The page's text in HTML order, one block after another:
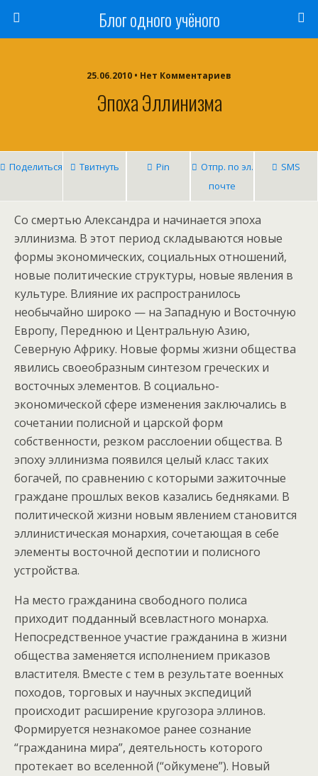
Блог одного учёного
25.06.2010 • Нет Комментариев
Эпоха Эллинизма
Поделиться Твитнуть Pin
Отпр. по эл.
почте
SMS
Со смертью Александра и начинается эпоха
эллинизма. В этот период складываются новые
формы экономических, социальных отношений,
новые политические структуры, новые явления в
культуре. Влияние их распространилось
необычайно широко — на Западную и Восточную
Европу, Переднюю и Центральную Азию,
Северную Африку. Новые формы жизни общества
явились своеобразным синтезом греческих и
восточных элементов. В социально-
экономической сфере изменения заключались в
сочетании полисной и царской форм
собственности, резком расслоении общества. В
эпоху эллинизма появился целый класс таких
богачей, по сравнению с которыми зажиточные
граждане прошлых веков казались бедняками. В
политической жизни новым явлением становится
эллинистическая монархия, сочетающая в себе
элементы восточной деспотии и полисного
устройства.
На место гражданина свободного полиса
приходит подданный всевластного монарха.
Непосредственное участие гражданина в жизни
общества заменяется исполнением приказов
властителя. Вместе с тем в результате военных
походов, торговых и научных экспедиций
происходит расширение кругозора эллинов.
Формируется незнакомое ранее сознание
“гражданина мира”, деятельность которого
протекает во вселенной (“ойкумене”). Новый